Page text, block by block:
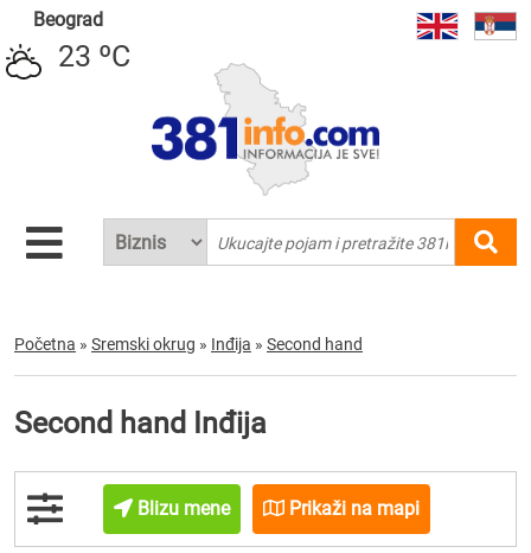
Beograd
23 ºC
Početna » Sremski okrug » Inđija » Second hand
Second hand Inđija
Blizu mene Prikaži na mapi